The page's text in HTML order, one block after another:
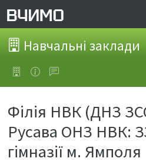
Навчальні заклади
Філія НВК (ДНЗ ЗСО
Русава ОНЗ НВК:
гімназії м. Ямполя